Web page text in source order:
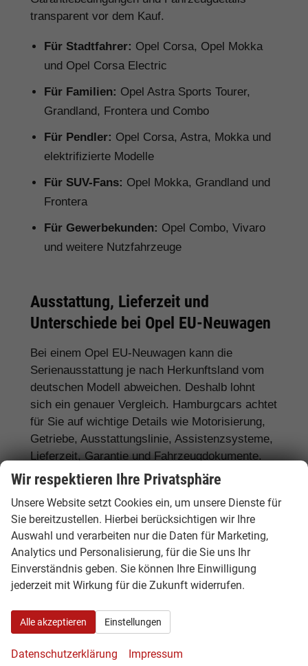
transparent vor dem Kauf.
Für Stadtfahrer: Opel Corsa, Opel Mokka
und Opel Corsa Electric
Für Familien: Opel Astra Sports Tourer,
Grandland, Frontera und Combo
Für Pendler: Opel Corsa, Astra, Mokka und
elektrifizierte Modelle
Für SUV-Fans: Opel Mokka, Grandland und
Frontera
Für Gewerbekunden: Opel Combo, Vivaro
und weitere Nutzfahrzeuge
Ausstattung, Lieferzeit und
Unterschiede bei Opel EU-Neuwagen
Bei einem Opel EU-Neuwagen kann die
Serienausstattung je nach Herkunftsland vom
deutschen Modell abweichen. Deshalb lohnt
sich ein genauer Vergleich. Hamburgcars achtet
für Sie auf wichtige Details wie Motorisierung,
Getriebe, Ausstattungslinie, Assistenzsysteme,
Lieferzeit, Garantie und Fahrzeugdokumente.
Häufig gefragte Ausstattungen sindLED-
Scheinwerfer, Matrix-LED,
Automatikgetriebe, Rückfahrkamera,
Navigationssystem, Sitzheizung,
Klimaautomatik, digitales Cockpit, Apple
CarPlay, Android Auto, Abstandstempomat,
Anhängerkupplungund moderne
Tipp:Vergleichen Sie bei Opel EU-
Wir respektieren Ihre Privatsphäre
Unsere Website setzt Cookies ein, um unsere Dienste für
Sie bereitzustellen. Hierbei berücksichtigen wir Ihre
Auswahl und verarbeiten nur die Daten für Marketing,
Analytics und Personalisierung, für die Sie uns Ihr
Einverständnis geben. Sie können Ihre Einwilligung
jederzeit mit Wirkung für die Zukunft widerrufen.
Alle akzeptieren Einstellungen
Datenschutzerklärung Impressum